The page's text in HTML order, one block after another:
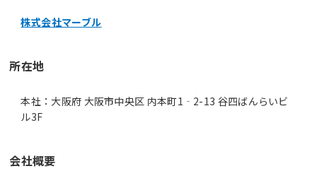
株式会社マーブル
所在地
本社：大阪府 大阪市中央区 内本町1‐2-13 谷四ばんらいビ
ル3F
会社概要